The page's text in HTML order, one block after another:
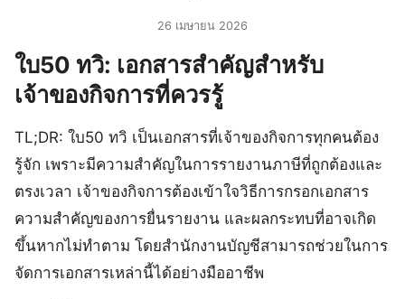
26 เมษายน 2026
ใบ50 ทวิ: เอกสารสำคัญสำหรับ
เจ้าของกิจการที่ควรรู้
TL;DR: ใบ50 ทวิ เป็นเอกสารที่เจ้าของกิจการทุกคนต้อง
รู้จัก เพราะมีความสำคัญในการรายงานภาษีที่ถูกต้องและ
ตรงเวลา เจ้าของกิจการต้องเข้าใจวิธีการกรอกเอกสาร
ความสำคัญของการยื่นรายงาน และผลกระทบที่อาจเกิด
ขึ้นหากไม่ทำตาม โดยสำนักงานบัญชีสามารถช่วยในการ
จัดการเอกสารเหล่านี้ได้อย่างมืออาชีพ